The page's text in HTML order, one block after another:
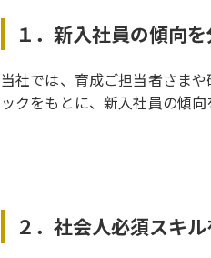
１．新入社員の傾向
当社では、育成ご担当者さま
ックをもとに、新入社員の傾
２．社会人必須スキ